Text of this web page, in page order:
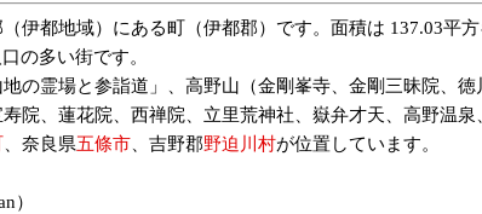
伊都地域）にある町（伊都郡）です。面積は 137.03平
の多い街です。
の霊場と参詣道」、高野山（金剛峯寺、金剛三昧院、
院、蓮花院、西禅院、立里荒神社、嶽弁才天、高野温泉
、奈良県五條市 、吉野郡野迫川村が位置しています。
）